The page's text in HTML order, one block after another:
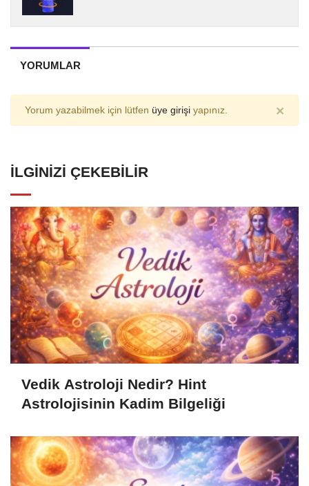
YORUMLAR
Yorum yazabilmek için lütfen üye girişi yapınız. ×
İLGINIZI ÇEKEBILIR
Vedik Astroloji Nedir? Hint
Astrolojisinin Kadim Bilgeliği